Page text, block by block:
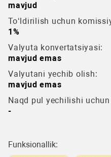
mavjud
To‘ldirilish uchun
1%
Valyuta konvertatsiyasi:
mavjud emas
Valyutani yechib olish:
mavjud emas
Naqd pul yechilishi
-
Funksionallik: